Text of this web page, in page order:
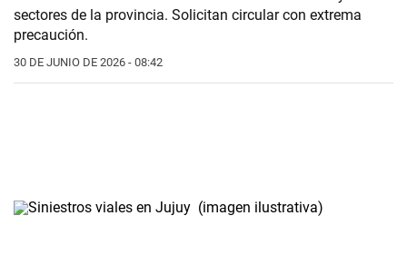
sectores de la provincia. Solicitan circular con extrema
precaución.
30 DE JUNIO DE 2026 - 08:42